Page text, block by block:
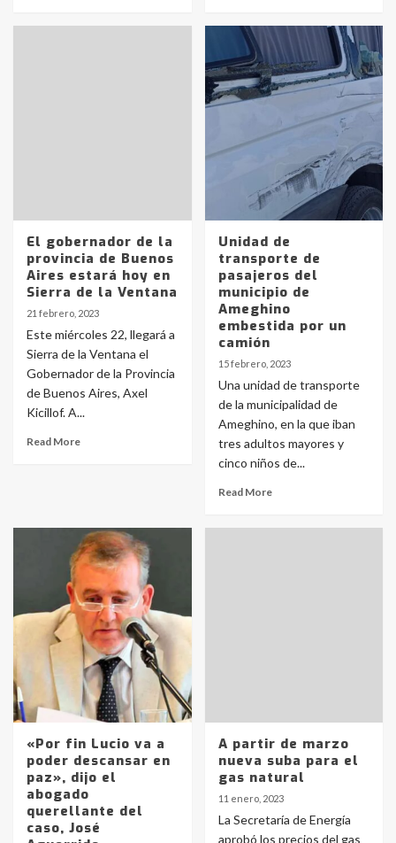
El gobernador de la
provincia de Buenos
Aires estará hoy en
Sierra de la Ventana
21 febrero, 2023
Este miércoles 22, llegará a
Sierra de la Ventana el
Gobernador de la Provincia
de Buenos Aires, Axel
Kicillof. A...
Read More
Unidad de
transporte de
pasajeros del
municipio de
Ameghino
embestida por un
camión
15 febrero, 2023
Una unidad de transporte
de la municipalidad de
Ameghino, en la que iban
tres adultos mayores y
cinco niños de...
Read More
«Por fin Lucio va a
poder descansar en
paz», dijo el
abogado
querellante del
caso, José
A partir de marzo
nueva suba para el
gas natural
11 enero, 2023
La Secretaría de Energía
aprobó los precios del gas